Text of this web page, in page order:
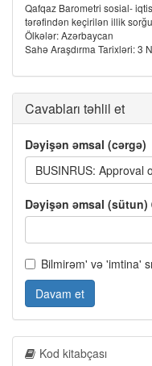
Qafqaz Barometri sosial-
tərəfindən keçirilən illik
Ölkələr: Azərbaycan
Sahə Araşdırma Tarixləri: 3
Cavabları təhlil et
Dəyişən əmsal (cərgə)
BUSINRUS: Approval
Dəyişən əmsal (sütun)
Bilmirəm' və 'imtina'
Davam et
Kod kitabçası